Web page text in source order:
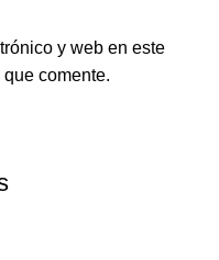
y web en este
comente.